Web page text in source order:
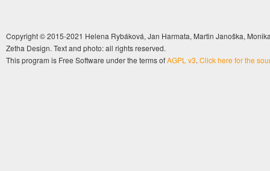
Copyright © 2015-2021 Helena Rybáková, Jan Harmata, Martin Janoška,
Zetha Design. Text and photo: all rights reserved.
This program is Free Software under the terms ofAGPL v3. Click here for the